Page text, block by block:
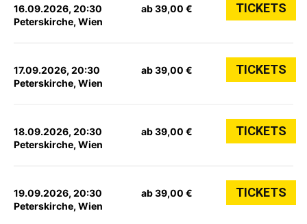
16.09.2026, 20:30
Peterskirche, Wien
ab 39,00 € TICKETS
17.09.2026, 20:30
Peterskirche, Wien
ab 39,00 € TICKETS
18.09.2026, 20:30
Peterskirche, Wien
ab 39,00 € TICKETS
19.09.2026, 20:30
Peterskirche, Wien
ab 39,00 € TICKETS